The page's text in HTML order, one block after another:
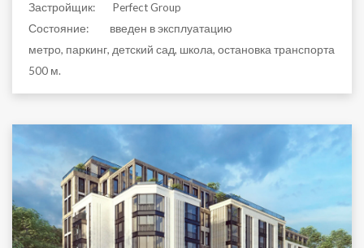
Застройщик:
Perfect Group
Состояние:
введен в эксплуатацию
метро, паркинг, детский сад, школа, остановка транспорта
500 м.